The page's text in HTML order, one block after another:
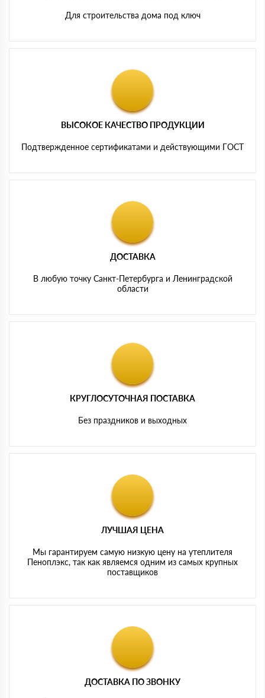
Для строительства дома под ключ
ВЫСОКОЕ КАЧЕСТВО ПРОДУКЦИИ
Подтвержденное сертификатами и действующими ГОСТ
ДОСТАВКА
В любую точку Санкт-Петербурга и Ленинградской
области
КРУГЛОСУТОЧНАЯ ПОСТАВКА
Без праздников и выходных
ЛУЧШАЯ ЦЕНА
Мы гарантируем самую низкую цену на утеплителя
Пеноплэкс, так как являемся одним из самых крупных
поставщиков
ДОСТАВКА ПО ЗВОНКУ